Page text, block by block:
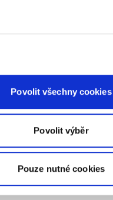
Povolit všechny cookies
Povolit výběr
Pouze nutné cookies